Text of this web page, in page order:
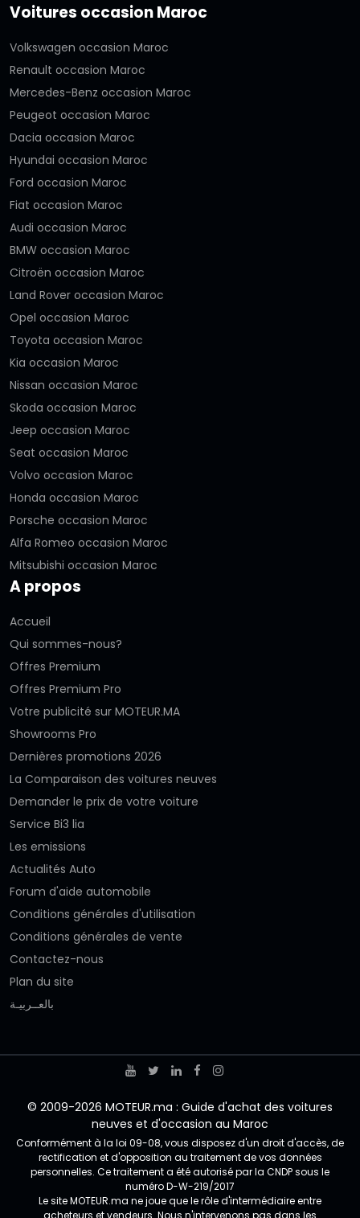
Voitures occasion Maroc
Volkswagen occasion Maroc
Renault occasion Maroc
Mercedes-Benz occasion Maroc
Peugeot occasion Maroc
Dacia occasion Maroc
Hyundai occasion Maroc
Ford occasion Maroc
Fiat occasion Maroc
Audi occasion Maroc
BMW occasion Maroc
Citroën occasion Maroc
Land Rover occasion Maroc
Opel occasion Maroc
Toyota occasion Maroc
Kia occasion Maroc
Nissan occasion Maroc
Skoda occasion Maroc
Jeep occasion Maroc
Seat occasion Maroc
Volvo occasion Maroc
Honda occasion Maroc
Porsche occasion Maroc
Alfa Romeo occasion Maroc
Mitsubishi occasion Maroc
A propos
Accueil
Qui sommes-nous?
Offres Premium
Offres Premium Pro
Votre publicité sur MOTEUR.MA
Showrooms Pro
Dernières promotions 2026
La Comparaison des voitures neuves
Demander le prix de votre voiture
Service Bi3 lia
Les emissions
Actualités Auto
Forum d'aide automobile
Conditions générales d'utilisation
Conditions générales de vente
Contactez-nous
Plan du site
بالعــربيـة
© 2009-2026 MOTEUR.ma : Guide d'achat des voitures
neuves et d'occasion au Maroc
Conformément à la loi 09-08, vous disposez d'un droit d'accès, de
rectification et d'opposition au traitement de vos données
personnelles. Ce traitement a été autorisé par la CNDP sous le
numéro D-W-219/2017
Le site MOTEUR.ma ne joue que le rôle d'intermédiaire entre
acheteurs et vendeurs. Nous n'intervenons pas dans les